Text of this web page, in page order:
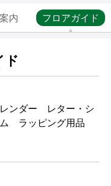
内 フロアガイド
ド
ンダー レター・シ
ラッピング用品